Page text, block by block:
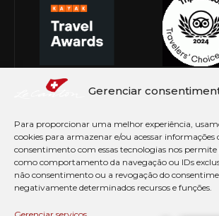
Gerenciar
Para proporcionar uma melhor experiência,
cookies para armazenar e/ou acessar informações
consentimento com essas tecnologias nos permite
como comportamento da navegação ou IDs
não consentimento ou a revogação do
negativamente determinados recursos e funções.
© Copyright 2026 Le Canton. Todos os